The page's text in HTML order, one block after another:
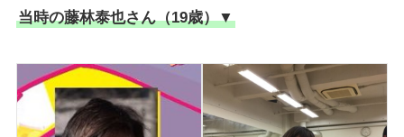
当時の藤林泰也さん（19歳）▼